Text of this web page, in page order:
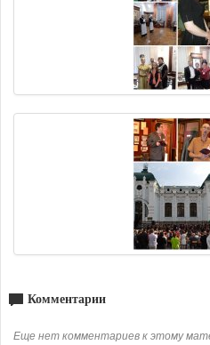
Комментарии
Еще нет комментариев к этому